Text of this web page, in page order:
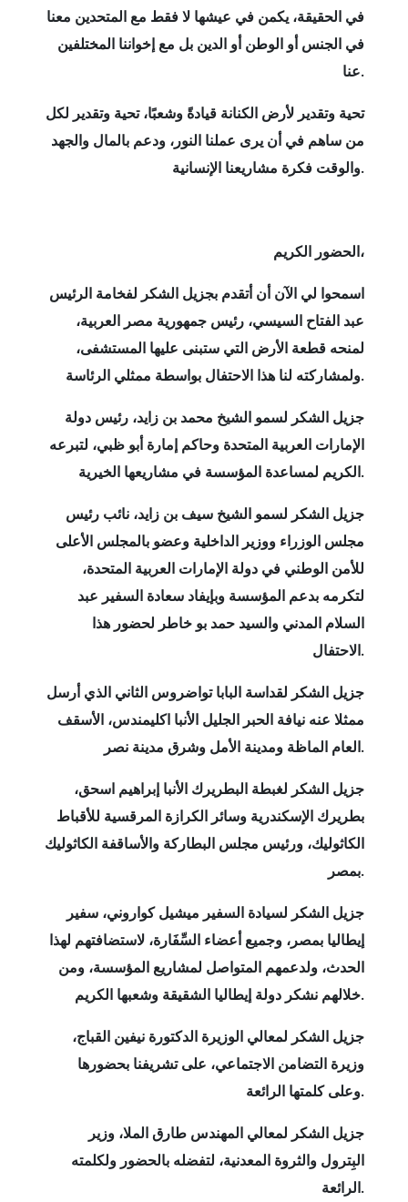
في الحقيقة، يكمن في عيشها لا فقط مع المتحدين معنا
في الجنس أو الوطن أو الدين بل مع إخواننا المختلفين
عنا.
تحية وتقدير لأرض الكنانة قيادةً وشعبًا، تحية وتقدير لكل
من ساهم في أن يرى عملنا النور، ودعم بالمال والجهد
والوقت فكرة مشاريعنا الإنسانية.
الحضور الكريم،
اسمحوا لي الآن أن أتقدم بجزيل الشكر لفخامة الرئيس
عبد الفتاح السيسي، رئيس جمهورية مصر العربية،
لمنحه قطعة الأرض التي ستبنى عليها المستشفى،
ولمشاركته لنا هذا الاحتفال بواسطة ممثلي الرئاسة.
جزيل الشكر لسمو الشيخ محمد بن زايد، رئيس دولة
الإمارات العربية المتحدة وحاكم إمارة أبو ظبي، لتبرعه
الكريم لمساعدة المؤسسة في مشاريعها الخيرية.
جزيل الشكر لسمو الشيخ سيف بن زايد، نائب رئيس
مجلس الوزراء ووزير الداخلية وعضو بالمجلس الأعلى
للأمن الوطني في دولة الإمارات العربية المتحدة،
لتكرمه بدعم المؤسسة وبإيفاد سعادة السفير عبد
السلام المدني والسيد حمد بو خاطر لحضور هذا
الاحتفال.
جزيل الشكر لقداسة البابا تواضروس الثاني الذي أرسل
ممثلا عنه نيافة الحبر الجليل الأنبا اكليمندس، الأسقف
العام الماظة ومدينة الأمل وشرق مدينة نصر.
جزيل الشكر لغبطة البطريرك الأنبا إبراهيم اسحق،
بطريرك الإسكندرية وسائر الكرازة المرقسية للأقباط
الكاثوليك، ورئيس مجلس البطاركة والأساقفة الكاثوليك
بمصر.
جزيل الشكر لسيادة السفير ميشيل كواروني، سفير
إيطاليا بمصر، وجميع أعضاء السِّفَارة، لاستضافتهم لهذا
الحدث، ولدعمهم المتواصل لمشاريع المؤسسة، ومن
خلالهم نشكر دولة إيطاليا الشقيقة وشعبها الكريم.
جزيل الشكر لمعالي الوزيرة الدكتورة نيفين القباج،
وزيرة التضامن الاجتماعي، على تشريفنا بحضورها
وعلى كلمتها الرائعة.
جزيل الشكر لمعالي المهندس طارق الملا، وزير
البِترول والثروة المعدنية، لتفضله بالحضور ولكلمته
الرائعة.